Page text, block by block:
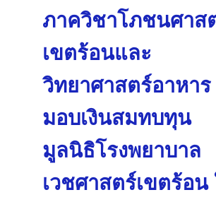
ภาควิชาโภชนศาส
เขตร้อนและ
วิทยาศาสตร์อาหาร
มอบเงินสมทบทุน
มูลนิธิโรงพยาบาล
เวชศาสตร์เขตร้อน